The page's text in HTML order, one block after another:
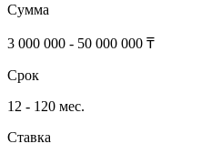
Сумма
3 000 000 - 50 000 000 ₸
Срок
12 - 120 мес.
Ставка